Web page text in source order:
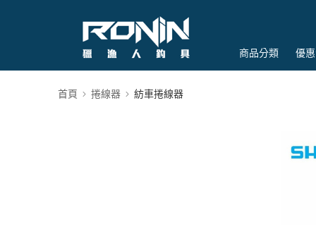
商品分類 優
首頁 捲線器 紡車捲線器